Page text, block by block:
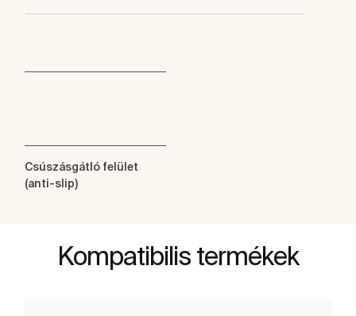
Csúszásgátló felület
(anti-slip)
Kompatibilis termékek